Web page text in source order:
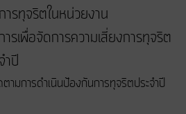
ารทุจริตในหน่วยงาน
รเพื่อจัดการความเสี่ยงการทุจริต
ำปี
ามการดำเนินป้องกันการทุจริตประจำปี